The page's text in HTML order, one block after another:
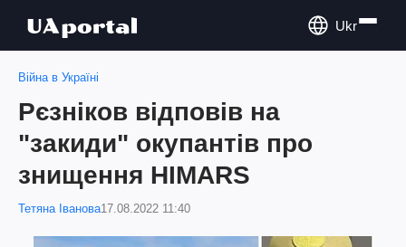
Ukr
Війна в Україні
Рєзніков відповів на
"закиди" окупантів про
знищення HIMARS
Тетяна Іванова17.08.2022 11:40